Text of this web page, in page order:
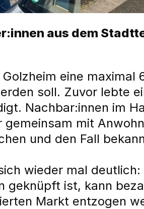
aus dem
eine maximal
soll. Zuvor lebte
Nachbar:innen im
mit
und den Fall
wieder mal deutlich:
ist, kann
Markt entzogen